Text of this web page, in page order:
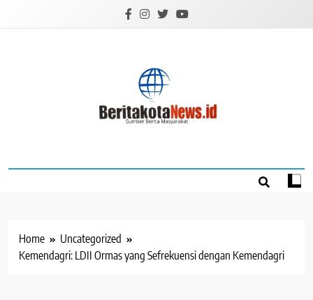
Home
Uncategorized
Kemendagri: LDII Ormas yang Sefrekuensi dengan Kemendagri